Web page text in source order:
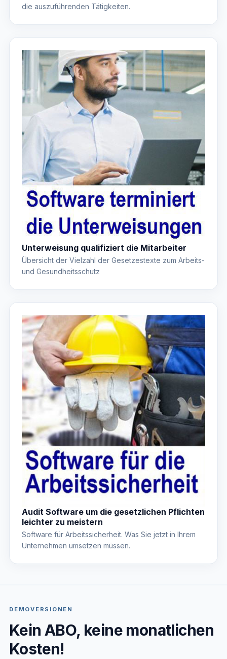
die auszuführenden Tätigkeiten.
Unterweisung qualifiziert die Mitarbeiter
Übersicht der Vielzahl der Gesetzestexte zum Arbeits-
und Gesundheitsschutz
Audit Software um die gesetzlichen Pflichten
leichter zu meistern
Software für Arbeitssicherheit. Was Sie jetzt in Ihrem
Unternehmen umsetzen müssen.
DEMOVERSIONEN
Kein ABO, keine monatlichen
Kosten!